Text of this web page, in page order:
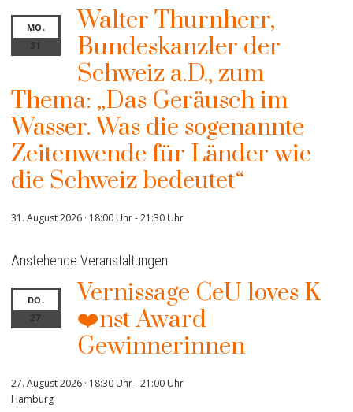
MO.
31
Walter Thurnherr,
Bundeskanzler der
Schweiz a.D., zum
Thema: „Das Geräusch im
Wasser. Was die sogenannte
Zeitenwende für Länder wie
die Schweiz bedeutet“
31. August 2026 · 18:00 Uhr-21:30 Uhr
Anstehende Veranstaltungen
DO.
27
Vernissage CeU loves K
❤️nst Award
Gewinnerinnen
27. August 2026 · 18:30 Uhr-21:00 Uhr
Hamburg